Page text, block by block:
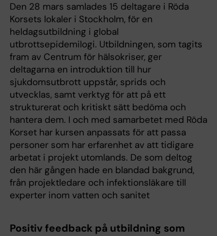
Den 28 mars samlades 15 deltagare i Röda
Korsets lokaler i Stockholm, för en
heldagsutbildning i global
utbrottsepidemilogi. Utbildningen, som tagits
fram av Centrum för hälsokriser, ger
deltagarna en introduktion till hur
sjukdomsutbrott uppstår, sprids och
utvecklas, samt verktyg för att på ett
strukturerat och kritiskt sätt bedöma och
hantera dem. I och med samarbetet med Röda
Korset har kursen anpassats för att passa
personer som har erfarenhet av att tidigare
arbetat i projekt utomlands. De som deltog
den här gången hade en blandad bakgrund,
från projektledare och infektionsläkare till
experter inom vatten och sanitet
Positiv feedback på utbildning som